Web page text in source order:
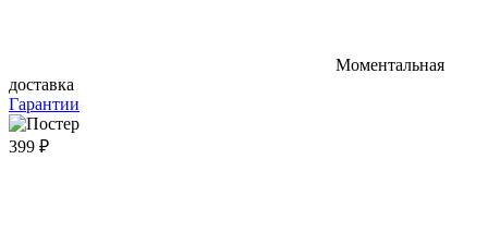
Моментальная
доставка
Гарантии
399 ₽